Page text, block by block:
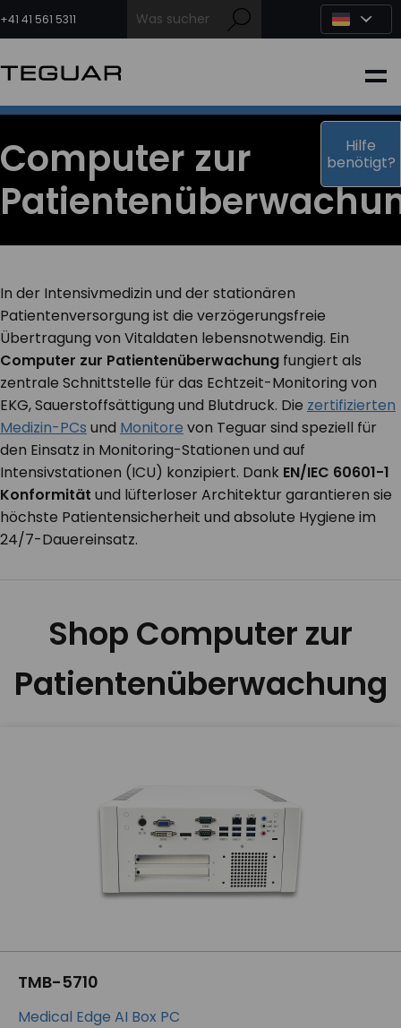
Inhalt
springen
+41 41 561 5311
INDUSTRIE
MEDIZIN
OEM LÖSUNGEN
PARTNER
DIENSTLEISTUNGEN & SUPPORT
KONTAKT
Computer zur
In der Intensivmedizin und der stationären
Patientenversorgung ist die verzögerungsfreie
Übertragung von Vitaldaten lebensnotwendig. Ein
Computer zur Patientenüberwachung fungiert als
zentrale Schnittstelle für das Echtzeit-Monitoring von
EKG, Sauerstoffsättigung und Blutdruck. Die zertifizierten
Medizin-PCs und Monitore von Teguar sind speziell für
den Einsatz in Monitoring-Stationen und auf
Intensivstationen (ICU) konzipiert. Dank EN/IEC 60601-1
Konformität und lüfterloser Architektur garantieren sie
höchste Patientensicherheit und absolute Hygiene im
24/7-Dauereinsatz.
Shop Computer zur
Patientenüberwachung
TMB-5710
Medical Edge AI Box PC
Hilfe
benötigt?